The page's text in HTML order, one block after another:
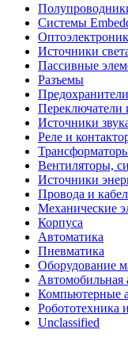
Системы
Источники
Пассивные
Разъeмы
Переключатели
Источники
Реле и
Вентиляторы,
Источники
Провода и
Механические
Корпуса
Автоматика
Пневматика
Оборудование
Автомобильная
Компьютерные
Робототехника
Unclassified